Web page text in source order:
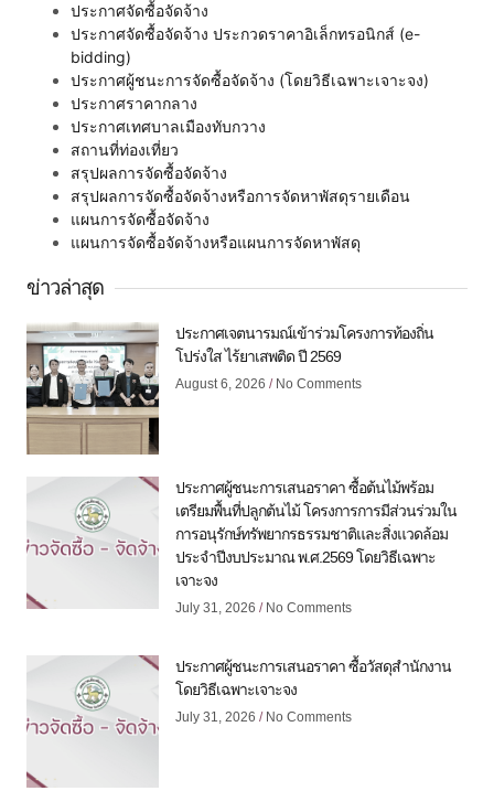
ประกาศจัดซื้อจัดจ้าง
ประกาศจัดซื้อจัดจ้าง ประกวดราคาอิเล็กทรอนิกส์ (e-
bidding)
ประกาศผู้ชนะการจัดซื้อจัดจ้าง (โดยวิธีเฉพาะเจาะจง)
ประกาศราคากลาง
ประกาศเทศบาลเมืองทับกวาง
สถานที่ท่องเที่ยว
สรุปผลการจัดซื้อจัดจ้าง
สรุปผลการจัดซื้อจัดจ้างหรือการจัดหาพัสดุรายเดือน
แผนการจัดซื้อจัดจ้าง
แผนการจัดซื้อจัดจ้างหรือแผนการจัดหาพัสดุ
ข่าวล่าสุด
ประกาศเจตนารมณ์เข้าร่วมโครงการท้องถิ่น
โปร่งใส ไร้ยาเสพติด ปี 2569
August 6, 2026 No Comments
ประกาศผู้ชนะการเสนอราคา ซื้อต้นไม้พร้อม
เตรียมพื้นที่ปลูกต้นไม้ โครงการการมีส่วนร่วมใน
การอนุรักษ์ทรัพยากรธรรมชาติและสิ่งแวดล้อม
ประจำปีงบประมาณ พ.ศ.2569 โดยวิธีเฉพาะ
เจาะจง
July 31, 2026 No Comments
ประกาศผู้ชนะการเสนอราคา ซื้อวัสดุสำนักงาน
โดยวิธีเฉพาะเจาะจง
July 31, 2026 No Comments